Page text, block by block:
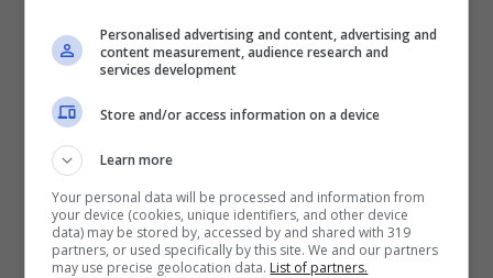
che sarà richiesto per:
Spettacoli
Spettatori di eventi sportivi
Ristorazione al chiuso
Feste e discoteche
Cerimonie pubbliche
Personalised advertising and content, advertising and
content measurement, audience research and
services development
Store and/or access information on a device
Learn more
Your personal data will be processed and information from
your device (cookies, unique identifiers, and other device
data) may be stored by, accessed by and shared with 319
partners, or used specifically by this site. We and our partners
may use precise geolocation data. List of partners.